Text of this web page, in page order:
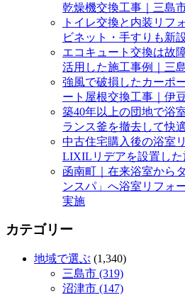
乾燥機交換工事｜三島
トイレ交換と内装リフ
ビネット・手すりも新
エコキュート交換は故
活用した施工事例｜三
強風で破損したカーポ
ート屋根交換工事｜伊
築40年以上の団地で浴
ランス釜を撤去して快
中古住宅購入後の浴室
LIXILリデアを設置した
函南町｜在来浴室から
ンスパ」へ浴室リフォ
実施
カテゴリー
地域で選ぶ (1,340)
三島市 (319)
沼津市 (147)